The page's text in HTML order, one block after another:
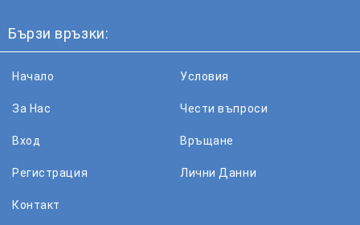
Бързи връзки:
Начало
За Нас
Вход
Регистрация
Условия
Чести въпроси
Връщане
Лични Данни
Контакт